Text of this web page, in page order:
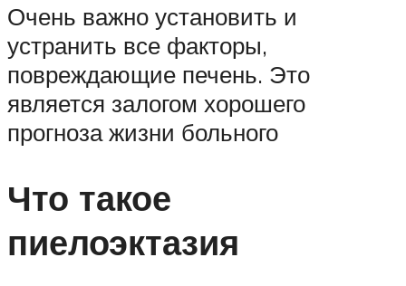
Очень важно установить и
устранить все факторы,
повреждающие печень. Это
является залогом хорошего
прогноза жизни больного
Что такое
пиелоэктазия